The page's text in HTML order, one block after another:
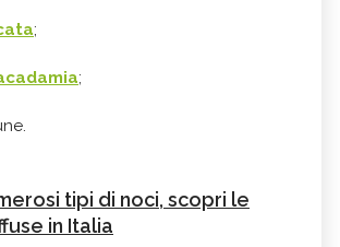
;
;
tipi di noci, scopri le
in Italia